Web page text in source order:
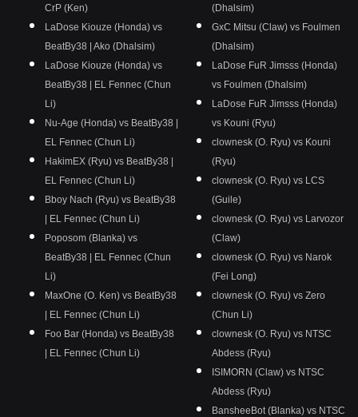
CrP (Ken)
LaDose Kiouze (Honda) vs
BeatBy38 | Ako (Dhalsim)
LaDose Kiouze (Honda) vs
BeatBy38 | EL Fennec (Chun
Li)
Nu-Age (Honda) vs BeatBy38 |
EL Fennec (Chun Li)
HakimEX (Ryu) vs BeatBy38 |
EL Fennec (Chun Li)
Bboy Nach (Ryu) vs BeatBy38
| EL Fennec (Chun Li)
Poposom (Blanka) vs
BeatBy38 | EL Fennec (Chun
Li)
MaxOne (O. Ken) vs BeatBy38
| EL Fennec (Chun Li)
Foo Bar (Honda) vs BeatBy38
| EL Fennec (Chun Li)
(Dhalsim)
GxC Mitsu (Claw) vs Foulmen
(Dhalsim)
LaDose FuR Jimsss (Honda)
vs Foulmen (Dhalsim)
LaDose FuR Jimsss (Honda)
vs Kouni (Ryu)
clownesk (O. Ryu) vs Kouni
(Ryu)
clownesk (O. Ryu) vs LCS
(Guile)
clownesk (O. Ryu) vs Larvozor
(Claw)
clownesk (O. Ryu) vs Narok
(Fei Long)
clownesk (O. Ryu) vs Zero
(Chun Li)
clownesk (O. Ryu) vs NTSC
Abdess (Ryu)
ISIMORN (Claw) vs NTSC
Abdess (Ryu)
BansheeBot (Blanka) vs NTSC